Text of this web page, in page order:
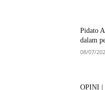
Pidato
dalam
08/07/
OPINI |